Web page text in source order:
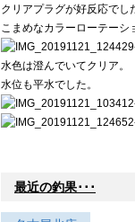
クリアプラグが好反応でし
こまめなカラーローテーシ
水色は澄んでいてクリア。
水位も平水でした。
最近の釣果･･･